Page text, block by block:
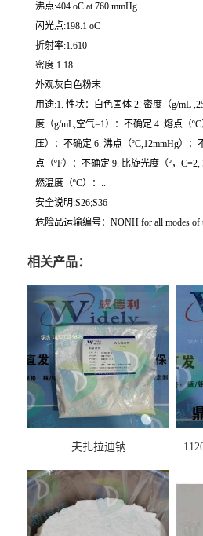
沸点:404 oC at 760 mmHg
闪光点:198.1 oC
折射率:1.610
密度:1.18
外观灰白色粉末
用途:1. 性状：白色固体 2. 密度（g/mL
度（g/mL,空气=1）：不确定 4. 熔点（
压）：不确定 6. 沸点（ºC,12mmHg）：
点（ºF）：不确定 9. 比旋光度（º，
燃温度（ºC）：..
安全说明:S26;S36
危险品运输编号：NONH for all modes of
相关产品：
夫扎拉迪钠